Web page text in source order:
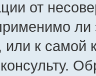
от
ли
к самой